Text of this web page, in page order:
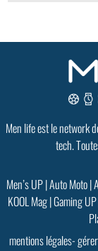
Men life est le network
tech.
Men’s UP|Auto Moto|
KOOL Mag|Gaming UP
mentions légales-